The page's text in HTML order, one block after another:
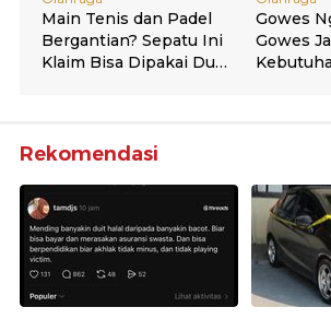
Rekomendasi